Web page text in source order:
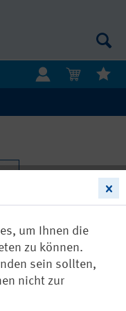
um Ihnen die
zu können.
sein sollten,
nicht zur